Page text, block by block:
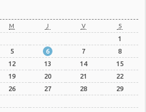
M J V S
1
5 6 7
8
12 13 14
15
19 20 21
22
26 27 28
29